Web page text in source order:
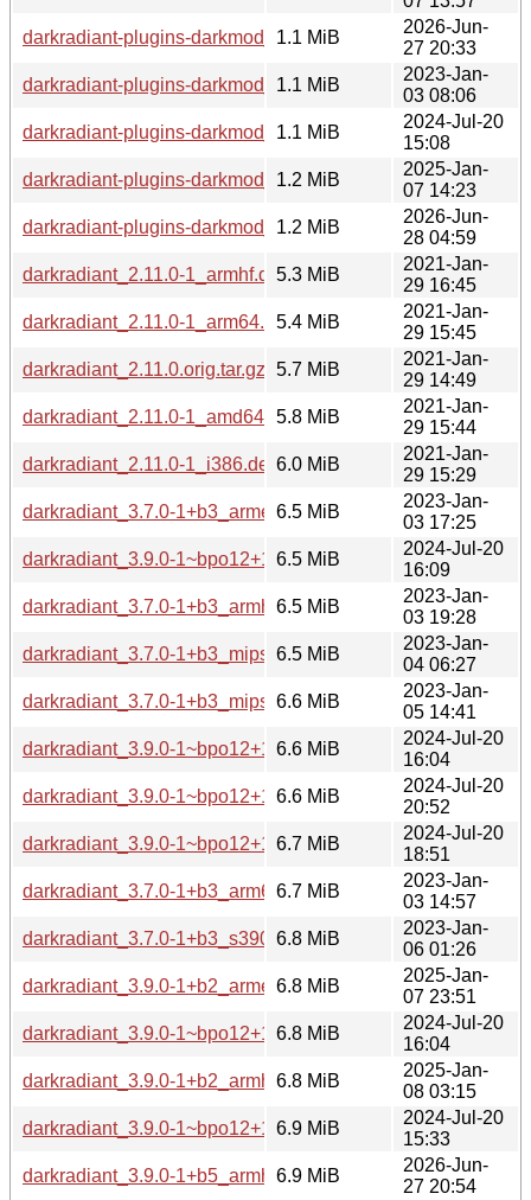
darkradiant-plugins-darkmod_3.9.0-1+b5_amd64.deb
1.1 MiB
2026-Jun-
27 20:33
darkradiant-plugins-darkmod_3.7.0-1+b3_i386.deb
1.1 MiB
2023-Jan-
03 08:06
darkradiant-plugins-darkmod_3.9.0-1~bpo12+1_i386.deb
1.1 MiB
2024-Jul-20
15:08
darkradiant-plugins-darkmod_3.9.0-1+b2_i386.deb
1.2 MiB
2025-Jan-
07 14:23
darkradiant-plugins-darkmod_3.9.0-1+b5_i386.deb
1.2 MiB
2026-Jun-
28 04:59
darkradiant_2.11.0-1_armhf.deb5.3 MiB
2021-Jan-
29 16:45
darkradiant_2.11.0-1_arm64.deb5.4 MiB
2021-Jan-
29 15:45
darkradiant_2.11.0.orig.tar.gz 5.7 MiB
2021-Jan-
29 14:49
darkradiant_2.11.0-1_amd64.deb5.8 MiB
2021-Jan-
29 15:44
darkradiant_2.11.0-1_i386.deb6.0 MiB
2021-Jan-
29 15:29
darkradiant_3.7.0-1+b3_armel.deb
6.5 MiB
2023-Jan-
03 17:25
darkradiant_3.9.0-1~bpo12+1_armel.deb
6.5 MiB
2024-Jul-20
16:09
darkradiant_3.7.0-1+b3_armhf.deb
6.5 MiB
2023-Jan-
03 19:28
darkradiant_3.7.0-1+b3_mips64el.deb
6.5 MiB
2023-Jan-
04 06:27
darkradiant_3.7.0-1+b3_mipsel.deb
6.6 MiB
2023-Jan-
05 14:41
darkradiant_3.9.0-1~bpo12+1_armhf.deb
6.6 MiB
2024-Jul-20
16:04
darkradiant_3.9.0-1~bpo12+1_mipsel.deb
6.6 MiB
2024-Jul-20
20:52
darkradiant_3.9.0-1~bpo12+1_mips64el.deb
6.7 MiB
2024-Jul-20
18:51
darkradiant_3.7.0-1+b3_arm64.deb
6.7 MiB
2023-Jan-
03 14:57
darkradiant_3.7.0-1+b3_s390x.deb
6.8 MiB
2023-Jan-
06 01:26
darkradiant_3.9.0-1+b2_armel.deb
6.8 MiB
2025-Jan-
07 23:51
darkradiant_3.9.0-1~bpo12+1_arm64.deb
6.8 MiB
2024-Jul-20
16:04
darkradiant_3.9.0-1+b2_armhf.deb
6.8 MiB
2025-Jan-
08 03:15
darkradiant_3.9.0-1~bpo12+1_s390x.deb
6.9 MiB
2024-Jul-20
15:33
darkradiant_3.9.0-1+b5_armhf.deb
6.9 MiB
2026-Jun-
27 20:54